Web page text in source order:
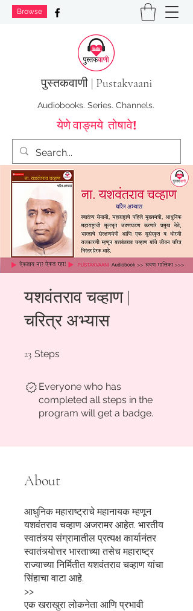
Browse
पुस्तकवाणी | Pustakvaani
Audiobooks. Series. Channels.
येणे वाङ्मये तोषावे!
यशवंतराव चव्हाण |
चरित्र अभ्यास
23 Steps
Everyone who has
completed all steps in the
program will get a badge.
About
आधुनिक महाराष्ट्राचे महानायक म्हणून
यशवंतराव चव्हाण अजरामर आहेत. भारतीय
स्वातंत्र्य संग्रामातील प्रत्यक्ष कार्यानंतर
स्वातंत्र्योत्तर भारताच्या तसेच महाराष्ट्र
राज्याच्या निर्मितीत यशवंतराव चव्हाण यांचा
सिंहाचा वाटा आहे.
>>
एक खराखुरा लोकनेता आणि प्रभावी